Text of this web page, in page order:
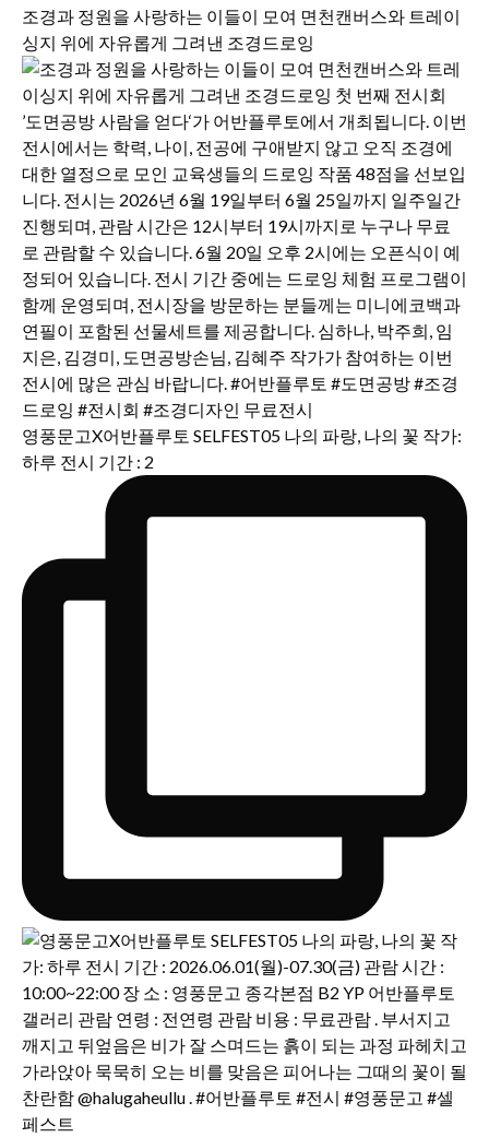
조경과 정원을 사랑하는 이들이 모여 면천캔버스와 트레이
싱지 위에 자유롭게 그려낸 조경드로잉
영풍문고X어반플루토 SELFEST05 나의 파랑, 나의 꽃 작가:
하루 전시 기간 : 2